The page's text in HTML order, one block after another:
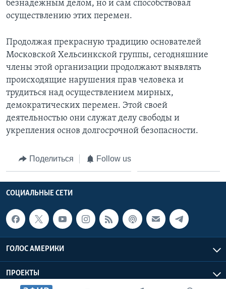
безнадежным делом, но и сам способствовал
осуществлению этих перемен.
Продолжая прекрасную традицию основателей
Московской Хельсинкской группы, сегодняшние
члены этой организации продолжают выявлять
происходящие нарушения прав человека и
трудиться над осуществлением мирных,
демократических перемен. Этой своей
деятельностью они служат делу свободы и
укрепления основ долгосрочной безопасности.
Поделиться Follow us
СОЦИАЛЬНЫЕ СЕТИ
ГОЛОС АМЕРИКИ
ПРОЕКТЫ